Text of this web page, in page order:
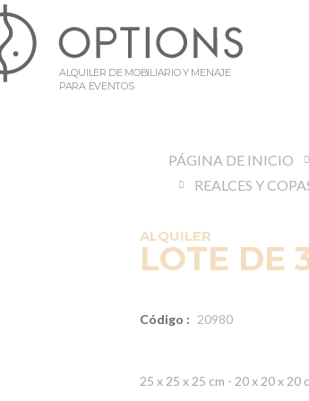
ALQUILER DE MOBILIARIO Y MENAJE
PARA EVENTOS
PÁGINA DE INICIO
REALCES Y
ALQUILER
LOTE DE
Código : 20980
25 x 25 x 25 cm - 20 x 20 x 20